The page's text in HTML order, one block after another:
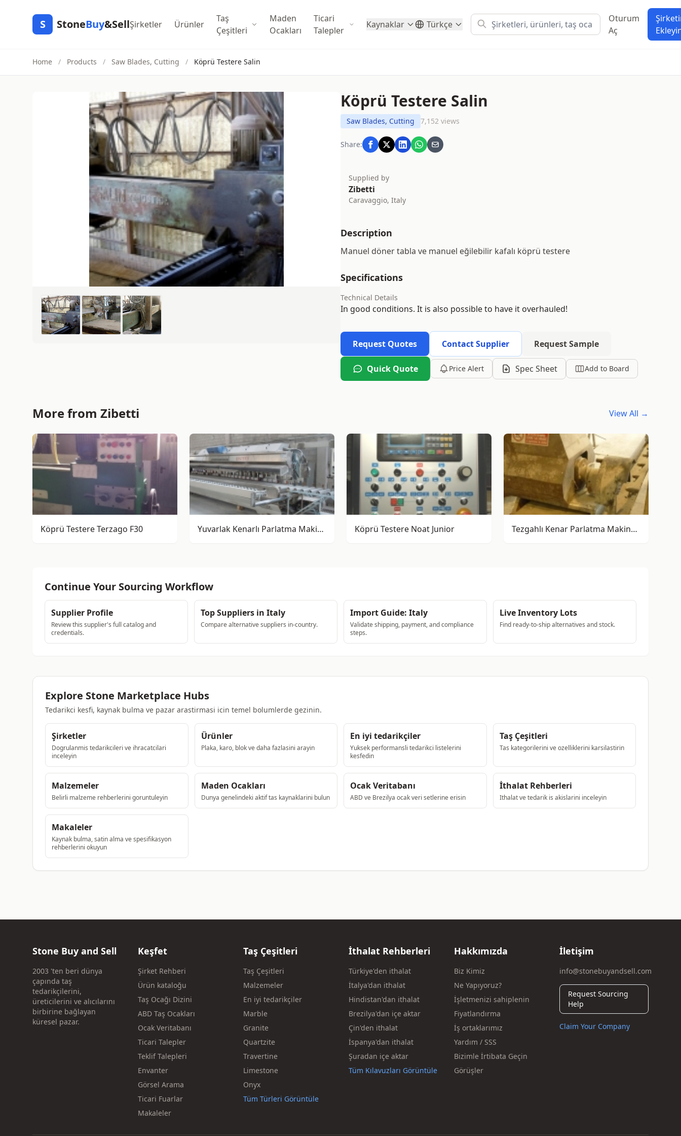
S StoneBuy&SellŞirketler Ürünler
Taş
Çeşitleri
Maden
Ocakları
Ticari
Talepler
Kaynaklar Türkçe
Oturum
Aç
Home / Products / Saw Blades, Cutting / Köprü Testere Salin
Köprü Testere Salin
Saw Blades, Cutting 7,152 views
Share:
Supplied by
Zibetti
Caravaggio, Italy
Description
Manuel döner tabla ve manuel eğilebilir kafalı köprü testere
Specifications
Technical Details
In good conditions. It is also possible to have it overhauled!
Request Quotes Contact Supplier Request Sample
Quick Quote Price Alert Spec Sheet Add to Board
More from Zibetti View All →
Köprü Testere Terzago F30 Yuvarlak Kenarlı Parlatma Makinesi Comandulli Syntesys T10 Köprü Testere Noat Junior Tezgahlı Kenar Parlatma Makinesi Comandulli
Continue Your Sourcing Workflow
Supplier Profile
Review this supplier's full catalog and
credentials.
Top Suppliers in Italy
Compare alternative suppliers in-country.
Import Guide: Italy
Validate shipping, payment, and compliance
steps.
Live Inventory Lots
Find ready-to-ship alternatives and stock.
Explore Stone Marketplace Hubs
Tedarikci kesfi, kaynak bulma ve pazar arastirmasi icin temel bolumlerde gezinin.
Şirketler
Dogrulanmis tedarikcileri ve ihracatcilari
inceleyin
Ürünler
Plaka, karo, blok ve daha fazlasini arayin
En iyi tedarikçiler
Yuksek performansli tedarikci listelerini
kesfedin
Taş Çeşitleri
Tas kategorilerini ve ozelliklerini karsilastirin
Malzemeler
Belirli malzeme rehberlerini goruntuleyin
Maden Ocakları
Dunya genelindeki aktif tas kaynaklarini bulun
Ocak Veritabanı
ABD ve Brezilya ocak veri setlerine erisin
İthalat Rehberleri
Ithalat ve tedarik is akislarini inceleyin
Makaleler
Kaynak bulma, satin alma ve spesifikasyon
rehberlerini okuyun
Stone Buy and Sell
2003 'ten beri dünya
çapında taş
tedarikçilerini,
üreticilerini ve alıcılarını
birbirine bağlayan
küresel pazar.
Keşfet
Şirket Rehberi
Ürün kataloğu
Taş Ocağı Dizini
ABD Taş Ocakları
Ocak Veritabanı
Ticari Talepler
Teklif Talepleri
Envanter
Görsel Arama
Ticari Fuarlar
Makaleler
Taş Çeşitleri
Taş Çeşitleri
Malzemeler
En iyi tedarikçiler
Marble
Granite
Quartzite
Travertine
Limestone
Onyx
Tüm Türleri Görüntüle
İthalat Rehberleri
Türkiye'den ithalat
İtalya'dan ithalat
Hindistan'dan ithalat
Brezilya'dan içe aktar
Çin'den ithalat
İspanya'dan ithalat
Şuradan içe aktar
Tüm Kılavuzları Görüntüle
Hakkımızda
Biz Kimiz
Ne Yapıyoruz?
İşletmenizi sahiplenin
Fiyatlandırma
İş ortaklarımız
Yardım / SSS
Bizimle İrtibata Geçin
Görüşler
İletişim
info@stonebuyandsell.com
Request Sourcing
Help
Claim Your Company